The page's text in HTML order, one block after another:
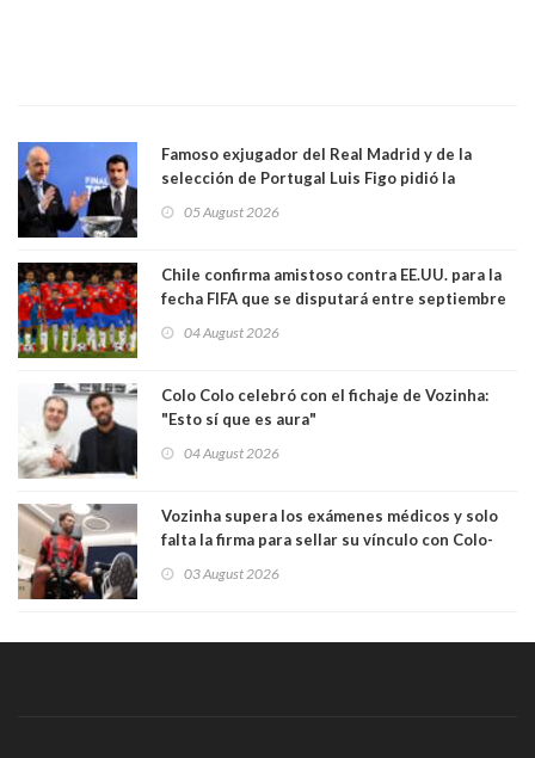
Famoso exjugador del Real Madrid y de la
selección de Portugal Luis Figo pidió la
comportamiento más bajo y cobarde que he
05 August 2026
Chile confirma amistoso contra EE.UU. para la
fecha FIFA que se disputará entre septiembre
04 August 2026
Colo Colo celebró con el fichaje de Vozinha:
"Esto sí que es aura"
04 August 2026
Vozinha supera los exámenes médicos y solo
falta la firma para sellar su vínculo con Colo-
03 August 2026